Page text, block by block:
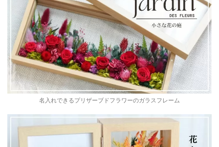
名入れできるプリザーブドフラワーのガラスフレーム